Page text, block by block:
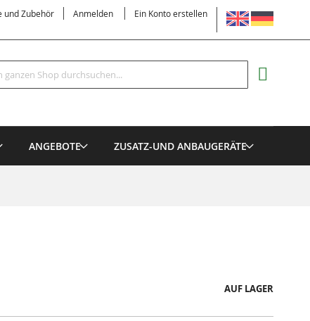
SPRACHE
und Zubehör Anmelden Ein Konto erstellen
Suche
ANGEBOTE ZUSATZ-UND ANBAUGERÄTE
AUF LAGER